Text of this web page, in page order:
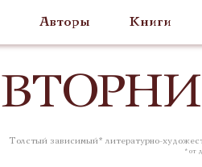
Авторы Книги
ВТОР
Толстый зависимый* литературно-
* от